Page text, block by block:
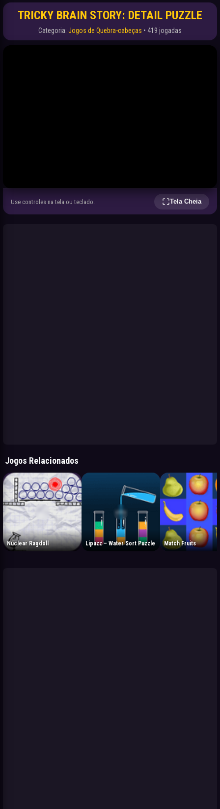
TRICKY BRAIN STORY: DETAIL PUZZLE
Categoria: Jogos de Quebra-cabeças • 419 jogadas
Use controles na tela ou teclado. Tela Cheia
Jogos Relacionados
Nuclear Ragdoll Lipuzz – Water Sort Puzzle Match Fruits